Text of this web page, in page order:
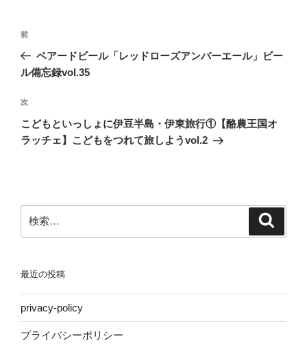
投
ナ
ゲ
ー
シ
前
の
投
前
ベアードビール「レッドローズアンバーエール」ビー
ル備忘録vol.35
次
の
投
次
こどもといっしょに伊豆半島・伊東旅行①【酪農王国オ
ラッチェ】こどもをつれて旅しようvol.2
索:
最近の投稿
privacy-policy
プライバシーポリシー